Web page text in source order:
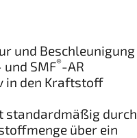
und Beschleunigung
SMF®-AR
in den Kraftstoff
standardmäßig durch
über ein